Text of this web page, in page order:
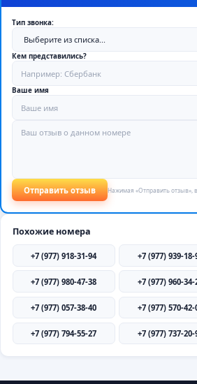
Тип звонка:
Кем представились?
Ваше имя
Отправить отзыв Нажимая «Отправить отзыв»,
Похожие номера
+7 (977) 918-31-94 +7 (977) 939-18-
+7 (977) 980-47-38 +7 (977) 960-34-
+7 (977) 057-38-40 +7 (977) 570-42-
+7 (977) 794-55-27 +7 (977) 737-20-